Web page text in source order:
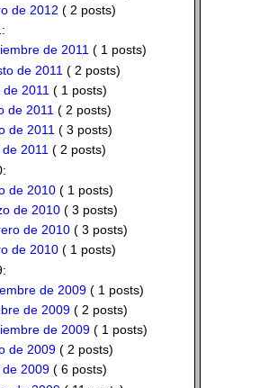
de 2012 ( 2 posts)
de 2011( 1 posts)
de 2011 ( 2 posts)
2011 ( 1 posts)
de 2011 ( 2 posts)
de 2011 ( 3 posts)
de 2011( 2 posts)
de 2010( 1 posts)
de 2010( 3 posts)
de 2010( 3 posts)
de 2010( 1 posts)
de 2009( 1 posts)
de 2009( 2 posts)
de 2009( 1 posts)
de 2009( 2 posts)
de 2009( 6 posts)